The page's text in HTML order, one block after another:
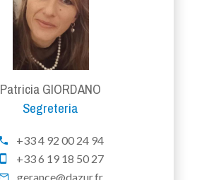
Patricia GIORDANO
Segreteria
+33 4 92 00 24 94
+33 6 19 18 50 27
gerance@dazur.fr